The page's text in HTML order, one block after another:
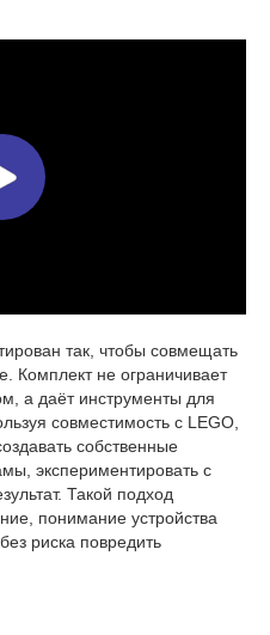
так, чтобы совмещать
Комплект не ограничивает
а даёт инструменты для
совместимость с LEGO,
собственные
экспериментировать с
Такой подход
понимание устройства
риска повредить